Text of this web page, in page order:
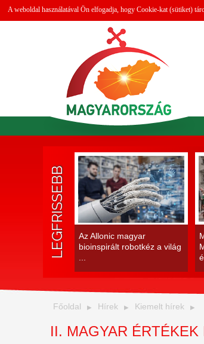
A weboldal használatával Ön elfogadja, hogy Cookie-kat (sütiket)
LEGFRISSEBB
Az Allonic magyar
bioinspirált robotkéz a világ
Főoldal Hírek Kiemelt hírek
II. MAGYAR